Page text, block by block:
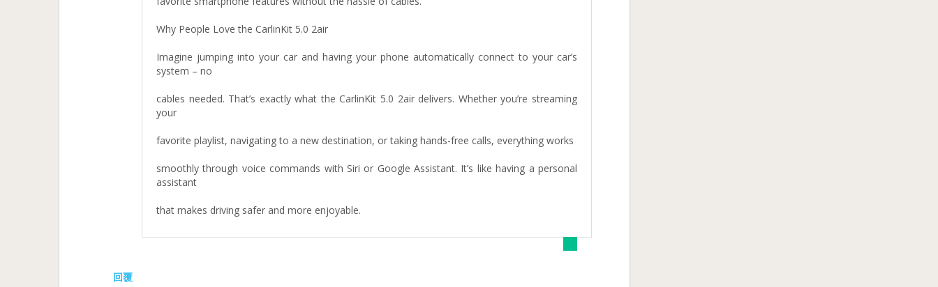
Why People Love the CarlinKit 5.0 2air
Imagine jumping into your car and having your phone automatically connect to your car’s
system – no
cables needed. That’s exactly what the CarlinKit 5.0 2air delivers. Whether you’re streaming
your
favorite playlist, navigating to a new destination, or taking hands-free calls, everything works
smoothly through voice commands with Siri or Google Assistant. It’s like having a personal
assistant
that makes driving safer and more enjoyable.
回覆